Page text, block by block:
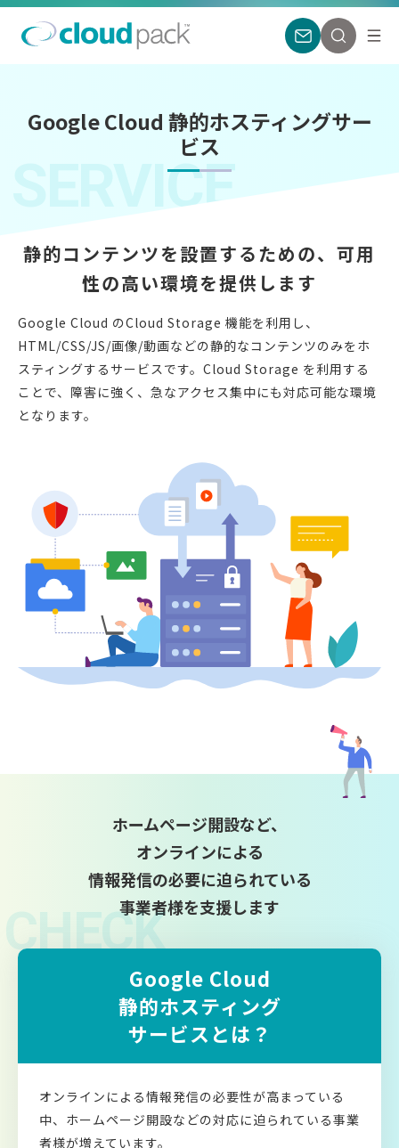
Google Cloud 静的ホスティングサー
ビス
SERVICE
静的コンテンツを設置するための、 可用
性の高い環境を提供します
Google Cloud のCloud Storage 機能を利用し、
HTML/CSS/JS/画像/動画などの静的なコンテンツのみをホ
スティングするサービスです。 Cloud Storage を利用する
ことで、障害に強く、急なアクセス集中にも対応可能な環境
となります。
ホームページ開設など、
オンラインによる
情報発信の必要に迫られている
事業者様を支援します
CHECK
Google Cloud
静的ホスティング
サービスとは？
オンラインによる情報発信の必要性が高まっている
中、ホームページ開設などの対応に迫られている事業
者様が増えています。